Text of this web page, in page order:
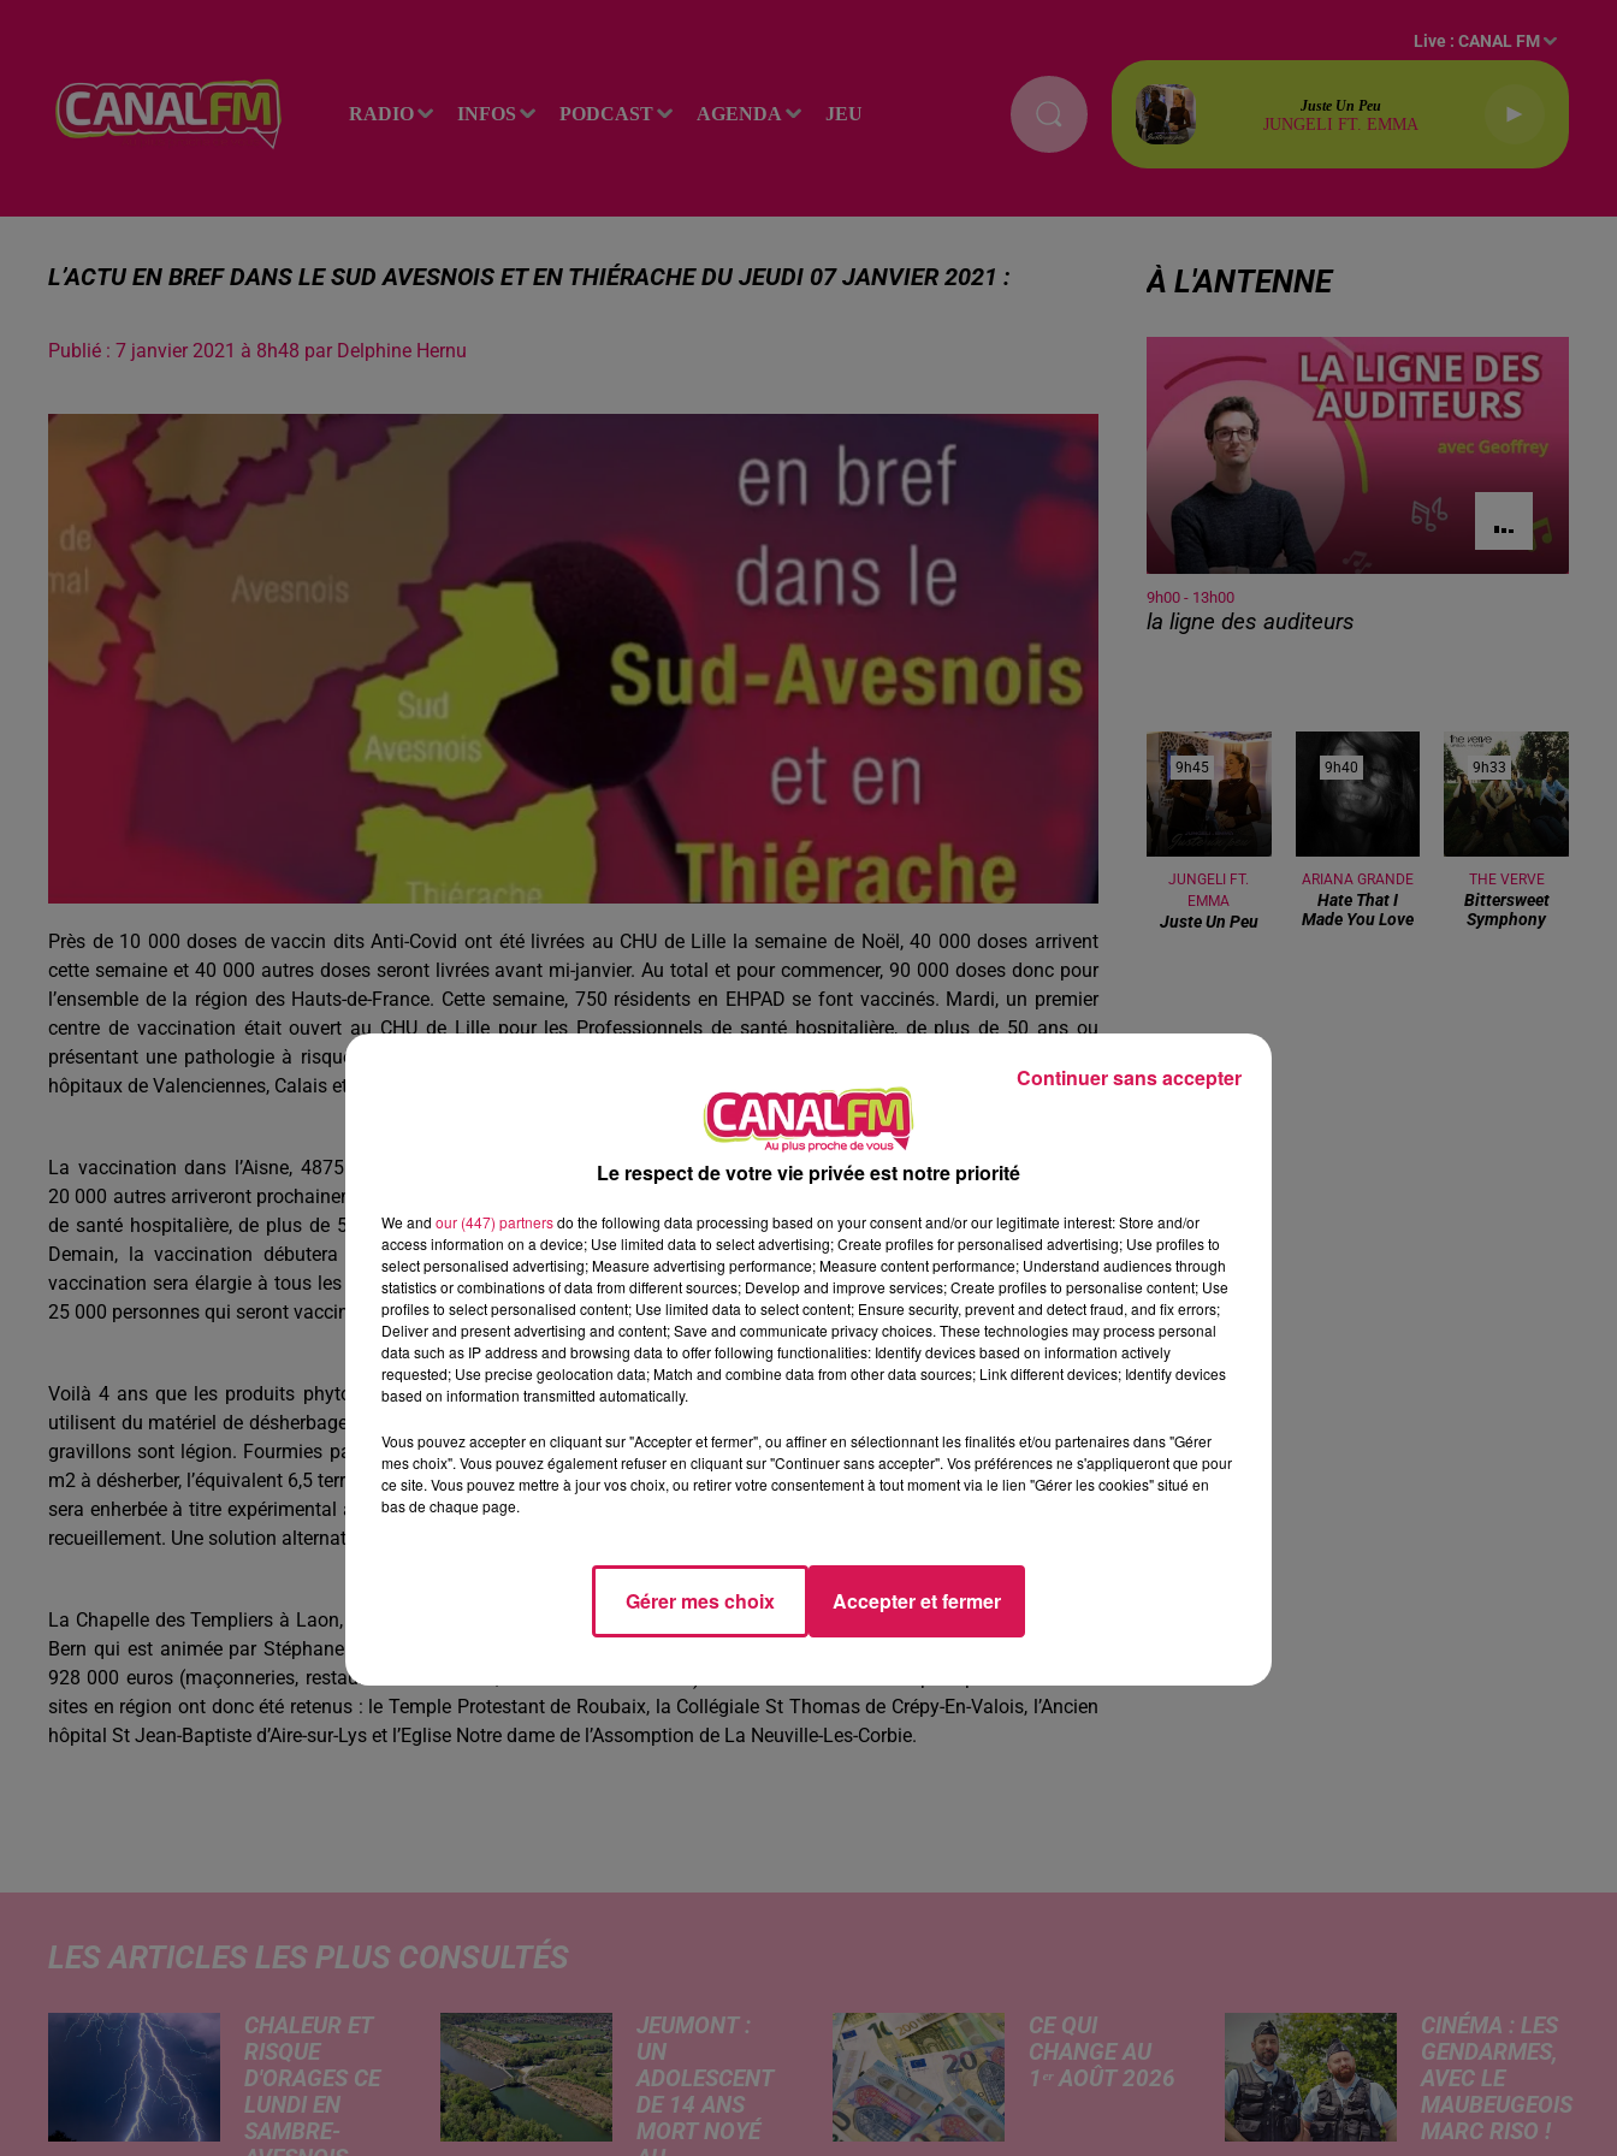
RADIO INFOS PODCAST AGENDA JEU
Live :CANAL FM
Juste Un Peu
JUNGELI FT. EMMA
L’ACTU EN BREF DANS LE SUD AVESNOIS ET EN THIÉRACHE DU JEUDI 07 JANVIER 2021 :
Publié : 7 janvier 2021 à 8h48 par Delphine Hernu
Près de 10 000 doses de vaccin dits Anti-Covid ont été livrées au CHU de Lille la semaine de Noël, 40 000 doses arrivent
cette semaine et 40 000 autres doses seront livrées avant mi-janvier. Au total et pour commencer, 90 000 doses donc pour
l’ensemble de la région des Hauts-de-France. Cette semaine, 750 résidents en EHPAD se font vaccinés. Mardi, un premier
centre de vaccination était ouvert au CHU de Lille pour les Professionnels de santé hospitalière, de plus de 50 ans ou
présentant une pathologie à risque. Hier, trois autres centres ont été ouverts pour ces deux types de Soignants dans les
hôpitaux de Valenciennes, Calais et Arras. Ouvriront bientôt, ceux de Roubaix, Tourcoing et Armentières.
La vaccination dans l’Aisne, 4875 doses ont été réceptionnées au centre hospitalier de St Quentin, établissement pivot,
20 000 autres arriveront prochainement, indique la Préfecture. Les premiers vaccins ont été administrés hier aux Personnels
de santé hospitalière, de plus de 50 ans ou présentant un facteur de risque dans 7 communes dont Guise, Hirson, Laon.
Demain, la vaccination débutera dans 3 EHPAD Axonais, 21 la semaine prochaine. Enfin, à partir du 19 janvier, la
vaccination sera élargie à tous les établissements, soit une cinquantaine. Avec les premières livraisons de vaccins, ce sont
25 000 personnes qui seront vaccinées dans l’Aisne.
Voilà 4 ans que les produits phytosanitaires sont interdits dans les espaces verts publics. Fini le désherbant, les Agents
utilisent du matériel de désherbage manuel mais la technique prend beaucoup de temps, surtout dans les cimetières où les
gravillons sont légion. Fourmies par exemple compte deux cimetières (celui de Trieux et celui du Centre), ce sont « 42 000
m2 à désherber, l’équivalent 6,5 terrains de football », indique la ville qui a décidé de verdir ces cimetières. Une première zone
sera enherbée à titre expérimental à partir de février pour faire entrer la pelouse, les plantes couvre-sol, la nature propice au
recueillement. Une solution alternative déjà engagée à Feignies, Roubaix, Lyon ou encore Besançon, labellisée EcoJardin.
La Chapelle des Templiers à Laon, parmi les 5 sites des Hauts-de-France qui se voient accorder une dotation de la Mission
Bern qui est animée par Stéphane Bern. Elle recevra 65 000 euros, tandis que les travaux de restauration sont estimés à
928 000 euros (maçonneries, restauration de toiture, restauration intérieure). C’est néanmoins un coup de pouce. 4 autres
sites en région ont donc été retenus : le Temple Protestant de Roubaix, la Collégiale St Thomas de Crépy-En-Valois, l’Ancien
hôpital St Jean-Baptiste d’Aire-sur-Lys et l’Eglise Notre dame de l’Assomption de La Neuville-Les-Corbie.
À L'ANTENNE
Le Before du Réveil de Canal FM !
6h00 - 9h00
Le réveil de Canal FM
9h00 - 13h00
la ligne des auditeurs
9h45
9h45
JUNGELI FT.
EMMA
Juste Un Peu
9h40
9h40
ARIANA GRANDE
Hate That I
Made You Love
9h33
9h33
THE VERVE
Bittersweet
Symphony
LES ARTICLES LES PLUS CONSULTÉS
CHALEUR ET
RISQUE
D'ORAGES CE
LUNDI EN
SAMBRE-
JEUMONT :
UN
ADOLESCENT
DE 14 ANS
MORT NOYÉ
CE QUI
CHANGE AU
1ᵉʳ AOÛT 2026
CINÉMA : LES
GENDARMES,
AVEC LE
MAUBEUGEOIS
MARC RISO !
Le respect de votre vie privée est notre priorité
We and our (447) partnersdo the following data processing based on your consent and/or our legitimate interest: Store and/or
access information on a device; Use limited data to select advertising; Create profiles for personalised advertising; Use profiles to
select personalised advertising; Measure advertising performance; Measure content performance; Understand audiences through
statistics or combinations of data from different sources; Develop and improve services; Create profiles to personalise content; Use
profiles to select personalised content; Use limited data to select content; Ensure security, prevent and detect fraud, and fix errors;
Deliver and present advertising and content; Save and communicate privacy choices. These technologies may process personal
data such as IP address and browsing data to offer following functionalities: Identify devices based on information actively
requested; Use precise geolocation data; Match and combine data from other data sources; Link different devices; Identify devices
based on information transmitted automatically.
Vous pouvez accepter en cliquant sur "Accepter et fermer", ou affiner en sélectionnant les finalités et/ou partenaires dans "Gérer
mes choix". Vous pouvez également refuser en cliquant sur "Continuer sans accepter". Vos préférences ne s'appliqueront que pour
ce site. Vous pouvez mettre à jour vos choix, ou retirer votre consentement à tout moment via le lien "Gérer les cookies" situé en
bas de chaque page.
Gérer mes choix Accepter et fermer
Continuer sans accepter